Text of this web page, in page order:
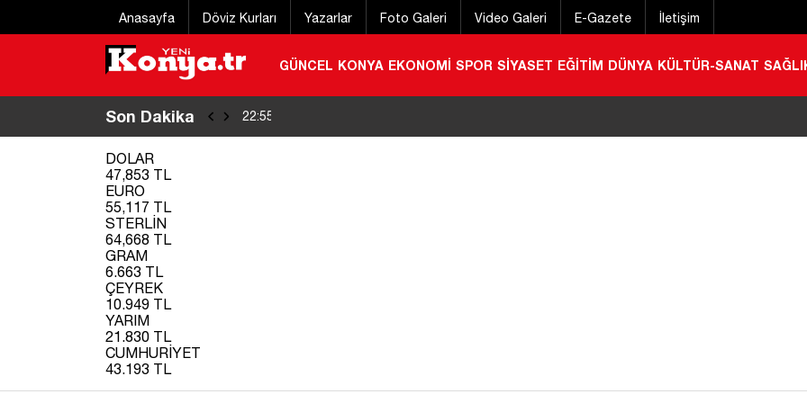
Anasayfa Döviz Kurları Yazarlar Foto Galeri Video Galeri E-Gazete İletişim
GÜNCEL KONYA EKONOMİ SPOR SİYASET EĞİTİM DÜNYA KÜLTÜR-SANAT
Son Dakika 22:55
DOLAR
47,853 TL
EURO
55,117 TL
STERLİN
64,668 TL
GRAM
6.663 TL
ÇEYREK
10.949 TL
YARIM
21.830 TL
CUMHURİYET
43.193 TL